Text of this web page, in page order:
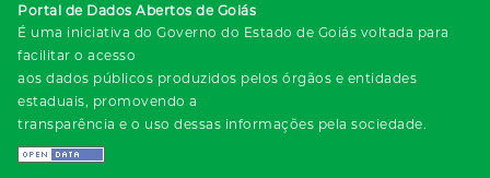
Portal de Dados Abertos de Goiás
É uma iniciativa do Governo do Estado de Goiás voltada para
facilitar o acesso
aos dados públicos produzidos pelos órgãos e entidades
estaduais, promovendo a
transparência e o uso dessas informações pela sociedade.